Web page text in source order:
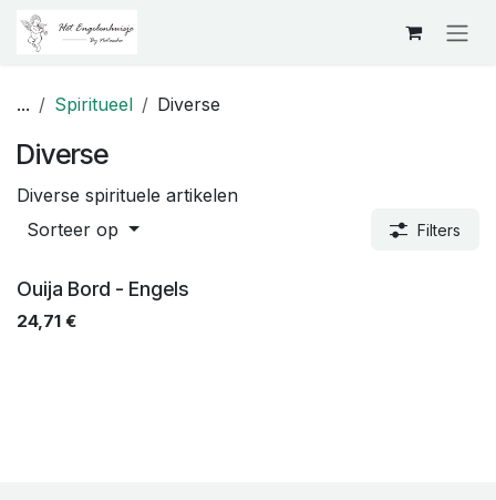
Overslaan naar inhoud
... Spiritueel Diverse
Diverse
Diverse spirituele artikelen
Sorteer op
Filters
Ouija Bord - Engels
24,71 €